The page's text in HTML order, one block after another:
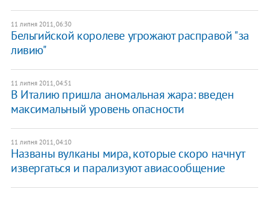
11 липня 2011, 06:30
Бельгийской королеве угрожают расправой "за
ливию"
11 липня 2011, 04:51
В Италию пришла аномальная жара: введен
максимальный уровень опасности
11 липня 2011, 04:10
Названы вулканы мира, которые скоро начнут
извергаться и парализуют авиасообщение